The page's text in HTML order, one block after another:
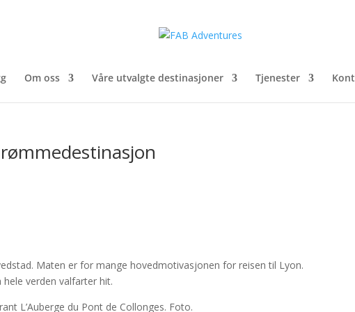
Om oss Våre utvalgte destinasjoner Tjenester
Maten er for mange hovedmotivasjonen for reisen til Lyon.
verden valfarter hit.